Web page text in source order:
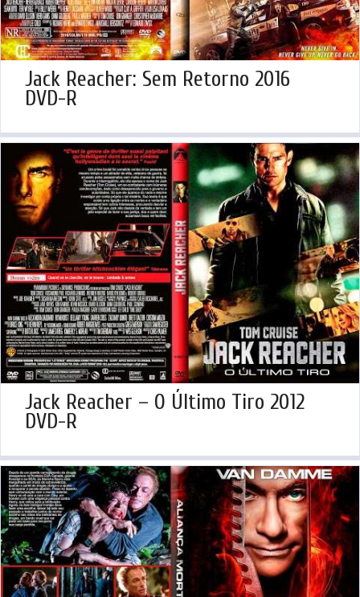
Jack Reacher: Sem Retorno 2016
DVD-R
Jack Reacher – O Último Tiro 2012
DVD-R